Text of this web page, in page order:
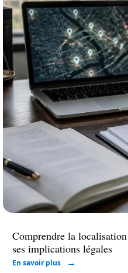
Comprendre la
ses implications légales
En savoir plus